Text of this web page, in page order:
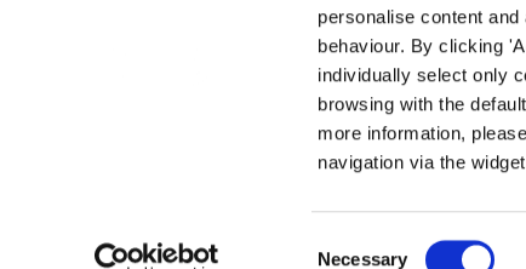
personalise content
behaviour. By clicking
individually select only
browsing with the
more information,
navigation via the
Necessary